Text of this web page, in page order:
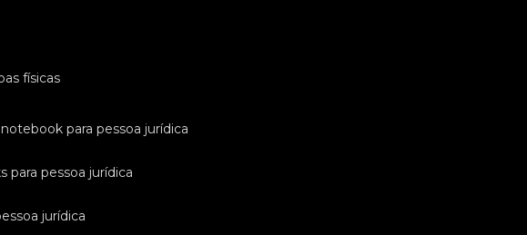
físicas
para pessoa jurídica
para pessoa jurídica
jurídica